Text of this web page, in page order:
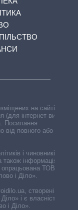
на сайті,
(для інтернет-видань
Посилання
від повного або
і чиновників,
інформація про
ТОВ «ІА
і Діло».
створені ГО
і є власністю
і Діло».